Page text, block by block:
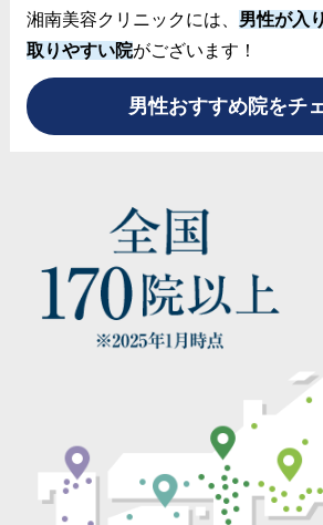
湘南美容クリニックには、 男性が入
取りやすい院がございます！
男性おすすめ院をチ